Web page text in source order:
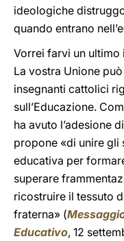
ideologiche
quando entrano
Vorrei farvi un ultimo
La vostra Unione
insegnanti cattolici
sull’Educazione.
ha avuto l’adesione
propone «di unire gli
educativa per
superare
ricostruire il tessuto
fraterna» (
Educativo, 12